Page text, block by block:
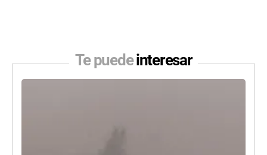
Te puedeinteresar